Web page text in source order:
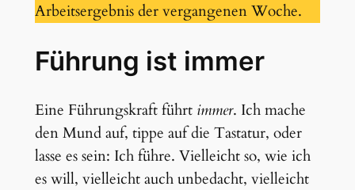
Arbeitsergebnis der vergangenen Woche.
Führung ist immer
Eine Führungskraft führt immer. Ich mache
den Mund auf, tippe auf die Tastatur, oder
lasse es sein: Ich führe. Vielleicht so, wie ich
es will, vielleicht auch unbedacht, vielleicht